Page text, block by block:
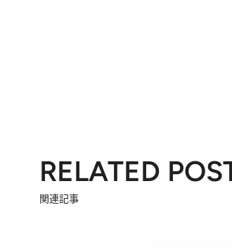
RELATED
関連記事